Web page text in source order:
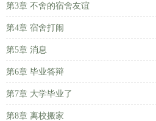
第3章 不舍的宿舍友谊
第4章 宿舍打闹
第5章 消息
第6章 毕业答辩
第7章 大学毕业了
第8章 离校搬家